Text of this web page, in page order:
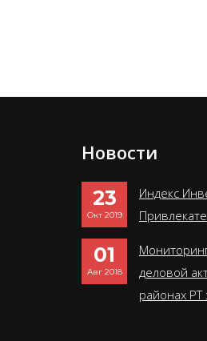
Новости
23
Окт 2019
Индекс
01
Авг 2018
деловой
районах РТ